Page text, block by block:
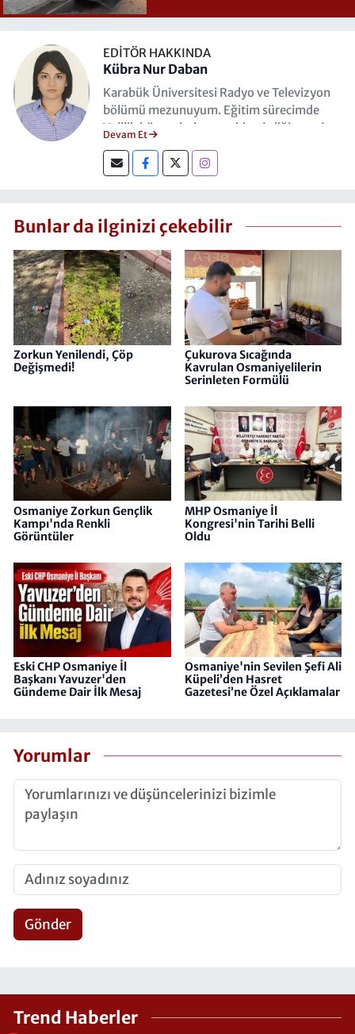
EDITÖR HAKKINDA
Kübra Nur Daban
Karabük Üniversitesi Radyo ve Televizyon
bölümü mezunuyum. Eğitim sürecimde
Valilik bünyesinde gerçekleştirdiğim staj
koordinasyonu ve medya yönetimi
alanlarında operasyonel deneyim
Hasret Gazetesi'nde Muhabir olarak
sürdürmekteyim.
Devam Et
Bunlar da ilginizi çekebilir
Zorkun Yenilendi, Çöp
Değişmedi!
Çukurova Sıcağında
Kavrulan Osmaniyelilerin
Serinleten Formülü
Osmaniye Zorkun Gençlik
Kampı'nda Renkli
Görüntüler
MHP Osmaniye İl
Kongresi'nin Tarihi Belli
Oldu
Eski CHP Osmaniye İl
Başkanı Yavuzer'den
Gündeme Dair İlk Mesaj
Osmaniye'nin Sevilen Şefi Ali
Küpeli’den Hasret
Gazetesi’ne Özel Açıklamalar
Yorumlar
Gönder
Trend Haberler